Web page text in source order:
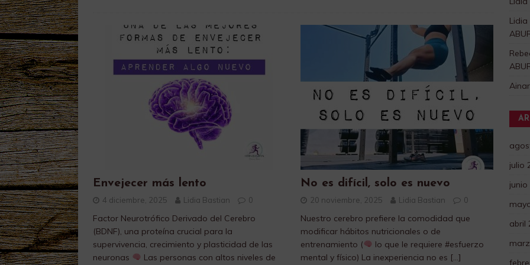
Envejecer más lento
4 diciembre, 2025 Lidia Bastian 0
Factor Neurotrófico Derivado del Cerebro
(BDNF), una proteína crucial para la
supervivencia, crecimiento y plasticidad de las
neuronas
Las personas con altos niveles de
No es difícil, solo es nuevo
20 noviembre, 2025 Lidia Bastian 0
Nuestro cerebro prefiere la comodidad que
modificar hábitos nutricionales o de
entrenamiento (
lo que le requiere #esfuerzo
mental y físico) La inexperiencia no es […]
julio
junio
abril